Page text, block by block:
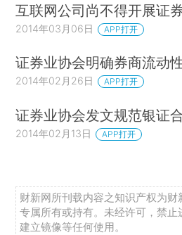
互联网公司尚不得开展证
2014年03月06日 APP打开
证券业协会明确券商流动
2014年02月26日 APP打开
证券业协会发文规范银证
2014年02月13日 APP打开
财新网所刊载内容之知识产权为财
专属所有或持有。未经许可，禁止
建立镜像等任何使用。